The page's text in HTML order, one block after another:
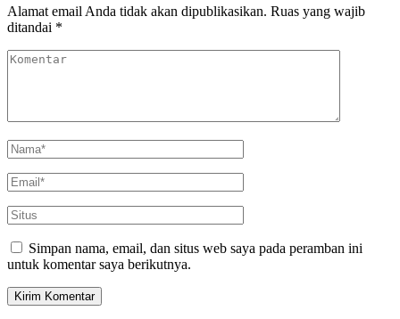
Alamat email Anda tidak akan dipublikasikan. Ruas yang wajib
ditandai *
Simpan nama, email, dan situs web saya pada peramban ini
untuk komentar saya berikutnya.